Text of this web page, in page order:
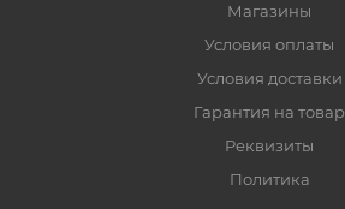
Магазины
Условия оплаты
Условия доставки
Гарантия на товар
Реквизиты
Политика